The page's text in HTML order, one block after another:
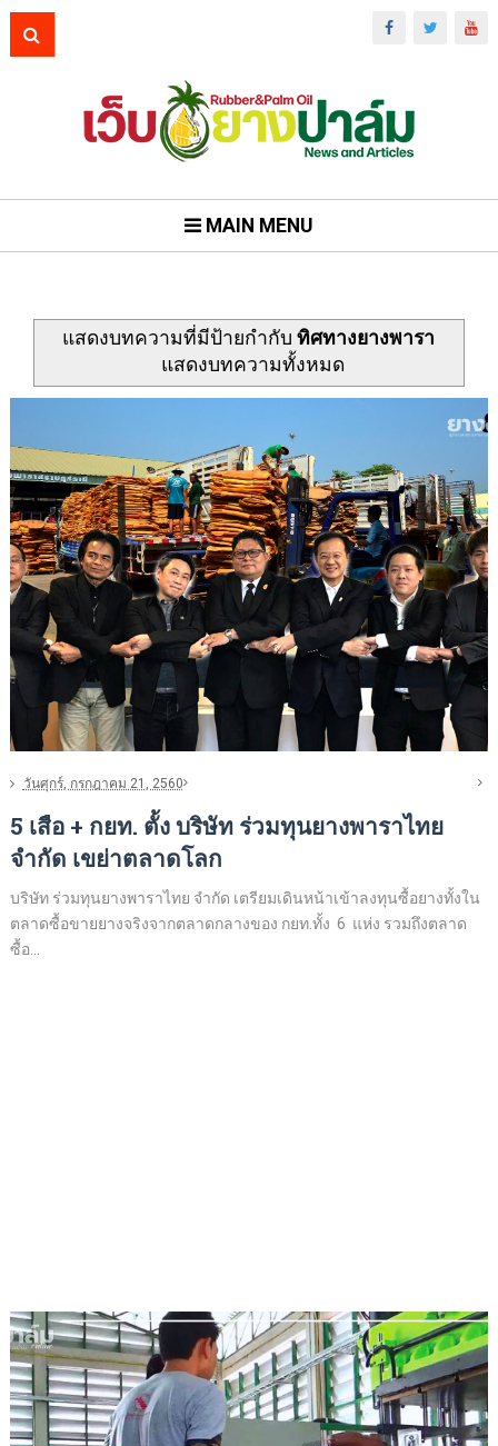
MAIN MENU
แสดงบทความที่มีป้ายกำกับทิศทางยางพารา
แสดงบทความทั้งหมด
วันศุกร์, กรกฎาคม 21, 2560
5 เสือ + กยท. ตั้ง บริษัท ร่วมทุนยางพาราไทย
จำกัด เขย่าตลาดโลก
บริษัท ร่วมทุนยางพาราไทย จำกัด เตรียมเดินหน้าเข้าลงทุนซื้อยางทั้งใน
ตลาดซื้อขายยางจริงจากตลาดกลางของ กยท.ทั้ง 6 แห่ง รวมถึงตลาด
ซื้อ...